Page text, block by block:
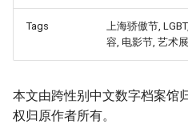
Tags
上海骄傲节,
容, 电影节, 艺术
本文由跨性别中文数字档案馆
权归原作者所有。